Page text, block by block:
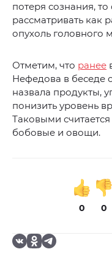
потеря сознания,
рассматривать как
опухоль головного
Отметим, что ранее
Нефедова в беседе
назвала продукты,
понизить уровень
Таковыми
бобовые и овощи.
0 0